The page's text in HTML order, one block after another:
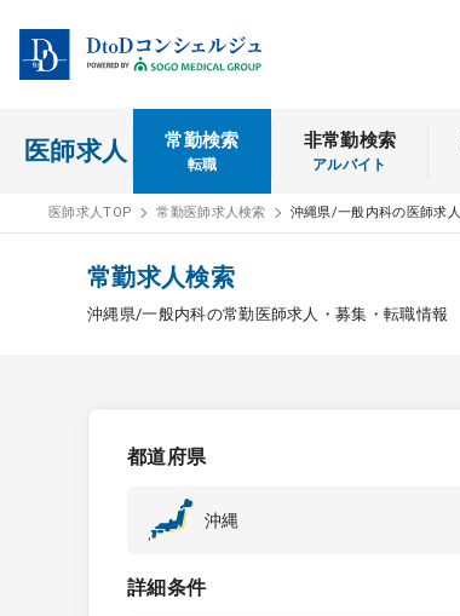
医師求人 常勤検索
転職
非常勤検索
アルバイト
医師求人TOP 常勤医師求人検索 沖縄県/一般内科の医師求人
常勤求人検索
沖縄県/一般内科の常勤医師求人・募集・転職情報
都道府県
沖縄
詳細条件